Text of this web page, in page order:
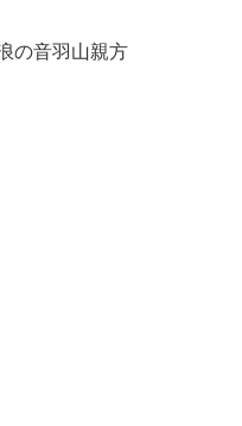
音羽山親方